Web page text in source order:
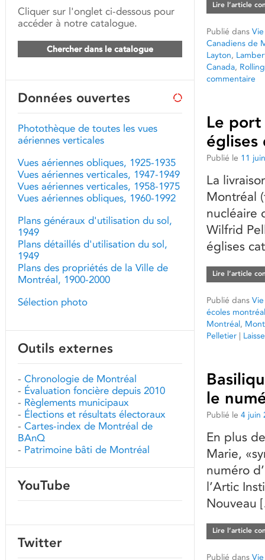
Lire l’article
Publié dans
Canadiens de
Layton,
Canada,
commentaire
Le
églises
Publié le 11
La
Montréal
nucléaire
Wilfrid
églises
Lire l’article
Publié dans
écoles
Montréal,
Pelletier |
le
Publié le 4 juin
En plus
Marie,
numéro
l’Artic
Nouveau
Lire l’article
Publié dans
Cliquer sur l'onglet ci-dessous pour
accéder à notre catalogue.
Chercher dans le catalogue
Données ouvertes
Photothèque de toutes les vues
aériennes verticales
Vues aériennes obliques, 1925-1935
Vues aériennes verticales, 1947-1949
Vues aériennes verticales, 1958-1975
Vues aériennes obliques, 1960-1992
Plans généraux d'utilisation du sol,
1949
Plans détaillés d'utilisation du sol,
1949
Plans des propriétés de la Ville de
Montréal, 1900-2000
Sélection photo
Outils externes
- Chronologie de Montréal
- Évaluation foncière depuis 2010
- Règlements municipaux
- Élections et résultats électoraux
- Cartes-index de Montréal de
BAnQ
- Patrimoine bâti de Montréal
YouTube
Twitter